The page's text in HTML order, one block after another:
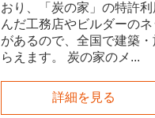
おり、「炭の家」の特許
んだ工務店やビルダーのネ
があるので、全国で建築
らえます。 炭の家のメ...
詳細を見る